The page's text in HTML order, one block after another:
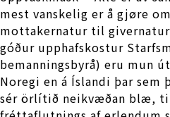
mest vanskelig er å gjøre
mottakernatur til
góður upphafskostur
bemanningsbyrå) eru mun
Noregi en á Íslandi þar
sér örlítið neikvæðan blæ,